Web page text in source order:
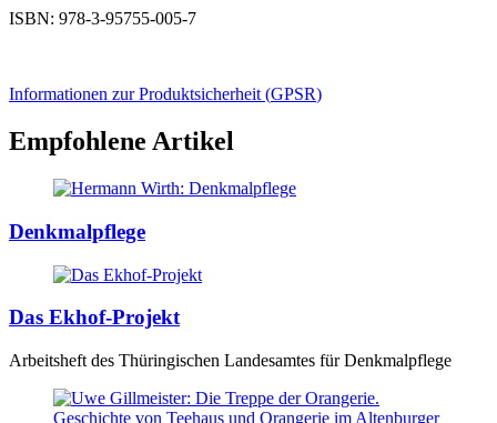
ISBN: 978-3-95755-005-7
Informationen zur Produktsicherheit (GPSR)
Empfohlene Artikel
Denkmalpflege
Das Ekhof-Projekt
Arbeitsheft des Thüringischen Landesamtes für Denkmalpflege